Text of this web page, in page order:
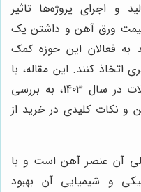
و اجرای پروژه‌ها تاثیر
قیمت ورق آهن و داشتن یک
به فعالان این حوزه کمک
اتخاذ کنند. این مقاله، با
تمرکز بر قیمت ورق آهن و آهن آلات در سال 1403، به بررسی
و نکات کلیدی در خرید از
آن عنصر آهن است و با
و شیمیایی آن بهبود